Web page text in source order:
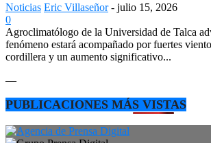
Noticias Eric Villaseñor - julio 15, 2026
0
Agroclimatólogo de la Universidad de Talca
fenómeno estará acompañado por fuertes
cordillera y un aumento significativo...
—
PUBLICACIONES MÁS VISTAS